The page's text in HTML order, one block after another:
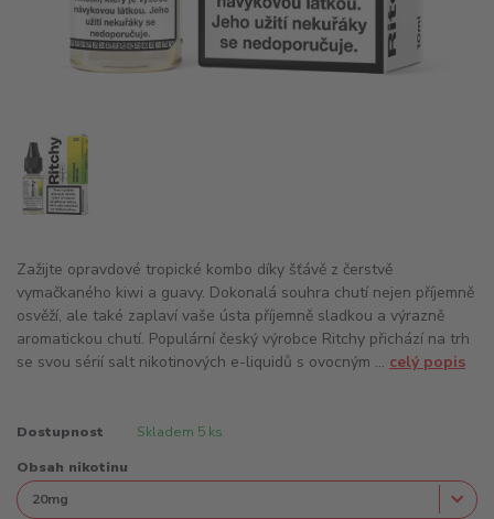
Zažijte opravdové tropické kombo díky šťávě z čerstvě
vymačkaného kiwi a guavy. Dokonalá souhra chutí nejen příjemně
osvěží, ale také zaplaví vaše ústa příjemně sladkou a výrazně
aromatickou chutí. Populární český výrobce Ritchy přichází na trh
se svou sérií salt nikotinových e-liquidů s ovocným ... celý popis
Dostupnost Skladem 5 ks
Obsah nikotinu